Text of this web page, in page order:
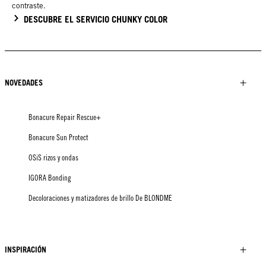
contraste.
DESCUBRE EL SERVICIO CHUNKY COLOR
NOVEDADES
Bonacure Repair Rescue+
Bonacure Sun Protect
OSiS rizos y ondas
IGORA Bonding
Decoloraciones y matizadores de brillo De BLONDME
INSPIRACIÓN